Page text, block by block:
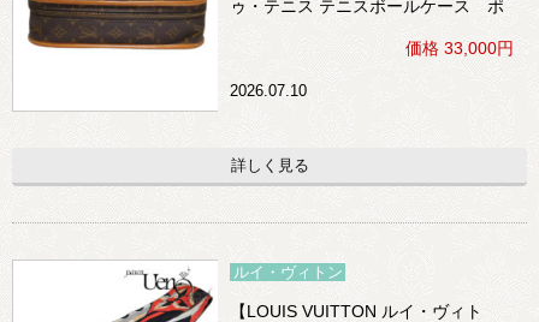
ゥ・テニス テニスボールケース ポ
ーチ
価格 33,000円
2026.07.10
詳しく見る
ルイ・ヴィトン
【LOUIS VUITTON ルイ・ヴィト